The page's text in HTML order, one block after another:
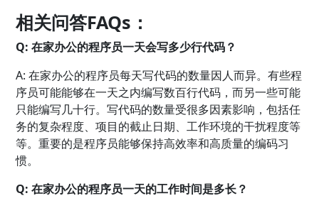
相关问答FAQs：
Q: 在家办公的程序员一天会写多少行代码？
A: 在家办公的程序员每天写代码的数量因人而异。有些程
序员可能能够在一天之内编写数百行代码，而另一些可能
只能编写几十行。写代码的数量受很多因素影响，包括任
务的复杂程度、项目的截止日期、工作环境的干扰程度等
等。重要的是程序员能够保持高效率和高质量的编码习
惯。
Q: 在家办公的程序员一天的工作时间是多长？